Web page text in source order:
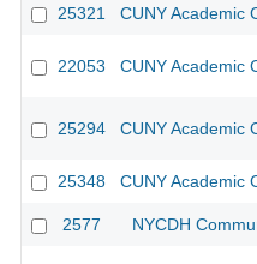
25321 CUNY Academic
22053 CUNY Academic
25294 CUNY Academic
25348 CUNY Academic
2577 NYCDH